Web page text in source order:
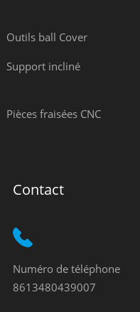
Outils ball Cover
Support incliné
Pièces fraisées CNC
Contact
Numéro de téléphone
8613480439007